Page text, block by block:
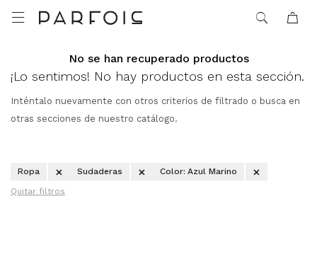

No se han recuperado productos
¡Lo sentimos! No hay productos en esta sección.
Inténtalo nuevamente con otros criterios de filtrado o busca en
otras secciones de nuestro catálogo.
Ropa Sudaderas Color: Azul Marino
Quitar filtros